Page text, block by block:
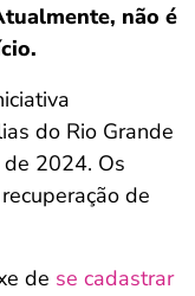
não é
do Rio Grande
2024. Os
de
de se cadastrar